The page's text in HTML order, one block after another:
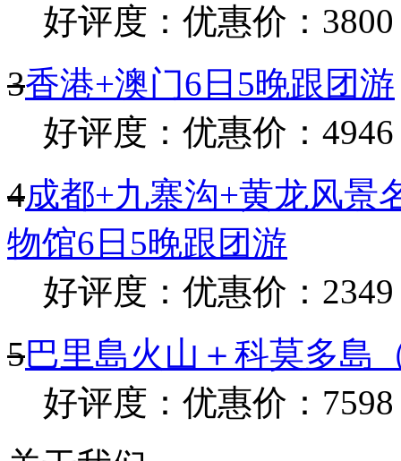
好评度： 优惠价：3800
3香港+澳门6日5晚跟团游
好评度： 优惠价：4946
4成都+九寨沟+黄龙风景
物馆6日5晚跟团游
好评度： 优惠价：2349
5巴里島火山＋科莫多島
好评度： 优惠价：7598